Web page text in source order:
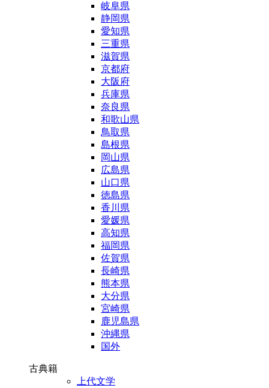
岐阜県
静岡県
愛知県
三重県
滋賀県
京都府
大阪府
兵庫県
奈良県
和歌山県
鳥取県
島根県
岡山県
広島県
山口県
徳島県
香川県
愛媛県
高知県
福岡県
佐賀県
長崎県
熊本県
大分県
宮崎県
鹿児島県
沖縄県
国外
古典籍
上代文学